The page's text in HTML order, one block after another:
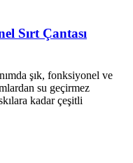
Sırt Çantası
şık, fonksiyonel ve
su geçirmez
kadar çeşitli